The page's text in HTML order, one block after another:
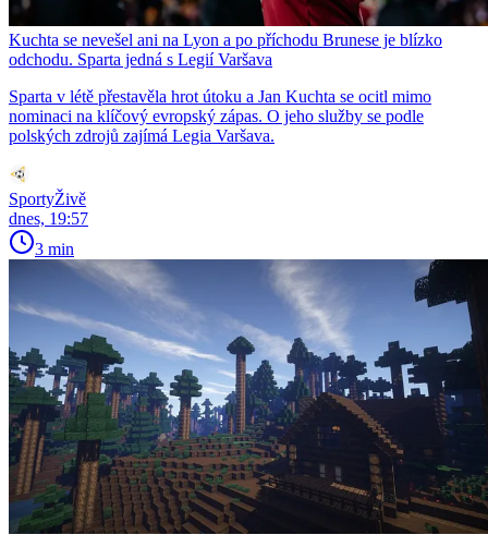
Kuchta se nevešel ani na Lyon a po příchodu Brunese je blízko
odchodu. Sparta jedná s Legií Varšava
Sparta v létě přestavěla hrot útoku a Jan Kuchta se ocitl mimo
nominaci na klíčový evropský zápas. O jeho služby se podle
polských zdrojů zajímá Legia Varšava.
SportyŽivě
dnes, 19:57
3 min